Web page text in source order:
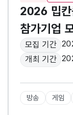
2026 밉
참가기업
모집 기간
개최 기간
방송 게임